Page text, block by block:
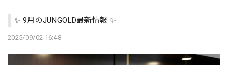
✨ 9月のJUNGOLD最新情報 ✨
2025/09/02 16:48